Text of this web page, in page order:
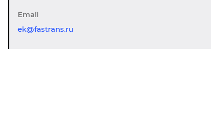
Email
ek@fastrans.ru